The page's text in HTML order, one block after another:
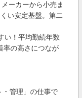
ーカーから小売ま
い安定基盤。第二
い！平均勤続年数
率の高さにつなが
・管理」の仕事で